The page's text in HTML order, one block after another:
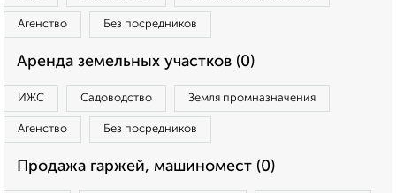
Агенство Без посредников
Аренда земельных участков (0)
ИЖС Садоводство Земля промназначения
Агенство Без посредников
Продажа гаржей, машиномест (0)